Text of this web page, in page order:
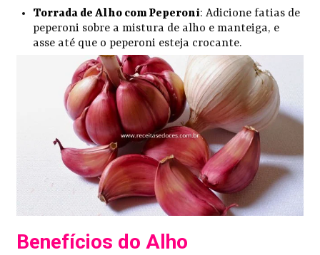
Torrada de Alho com Peperoni: Adicione fatias de
peperoni sobre a mistura de alho e manteiga, e
asse até que o peperoni esteja crocante.
Benefícios do Alho